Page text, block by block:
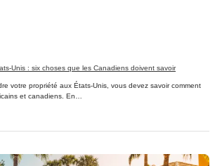
Unis : six choses que les Canadiens doivent savoir
votre propriété aux États-Unis, vous devez savoir comment
et canadiens. En…